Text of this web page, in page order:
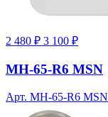
2 480 ₽ 3 100 ₽
MH-65-R6 MSN
Арт. MH-65-R6 MSN